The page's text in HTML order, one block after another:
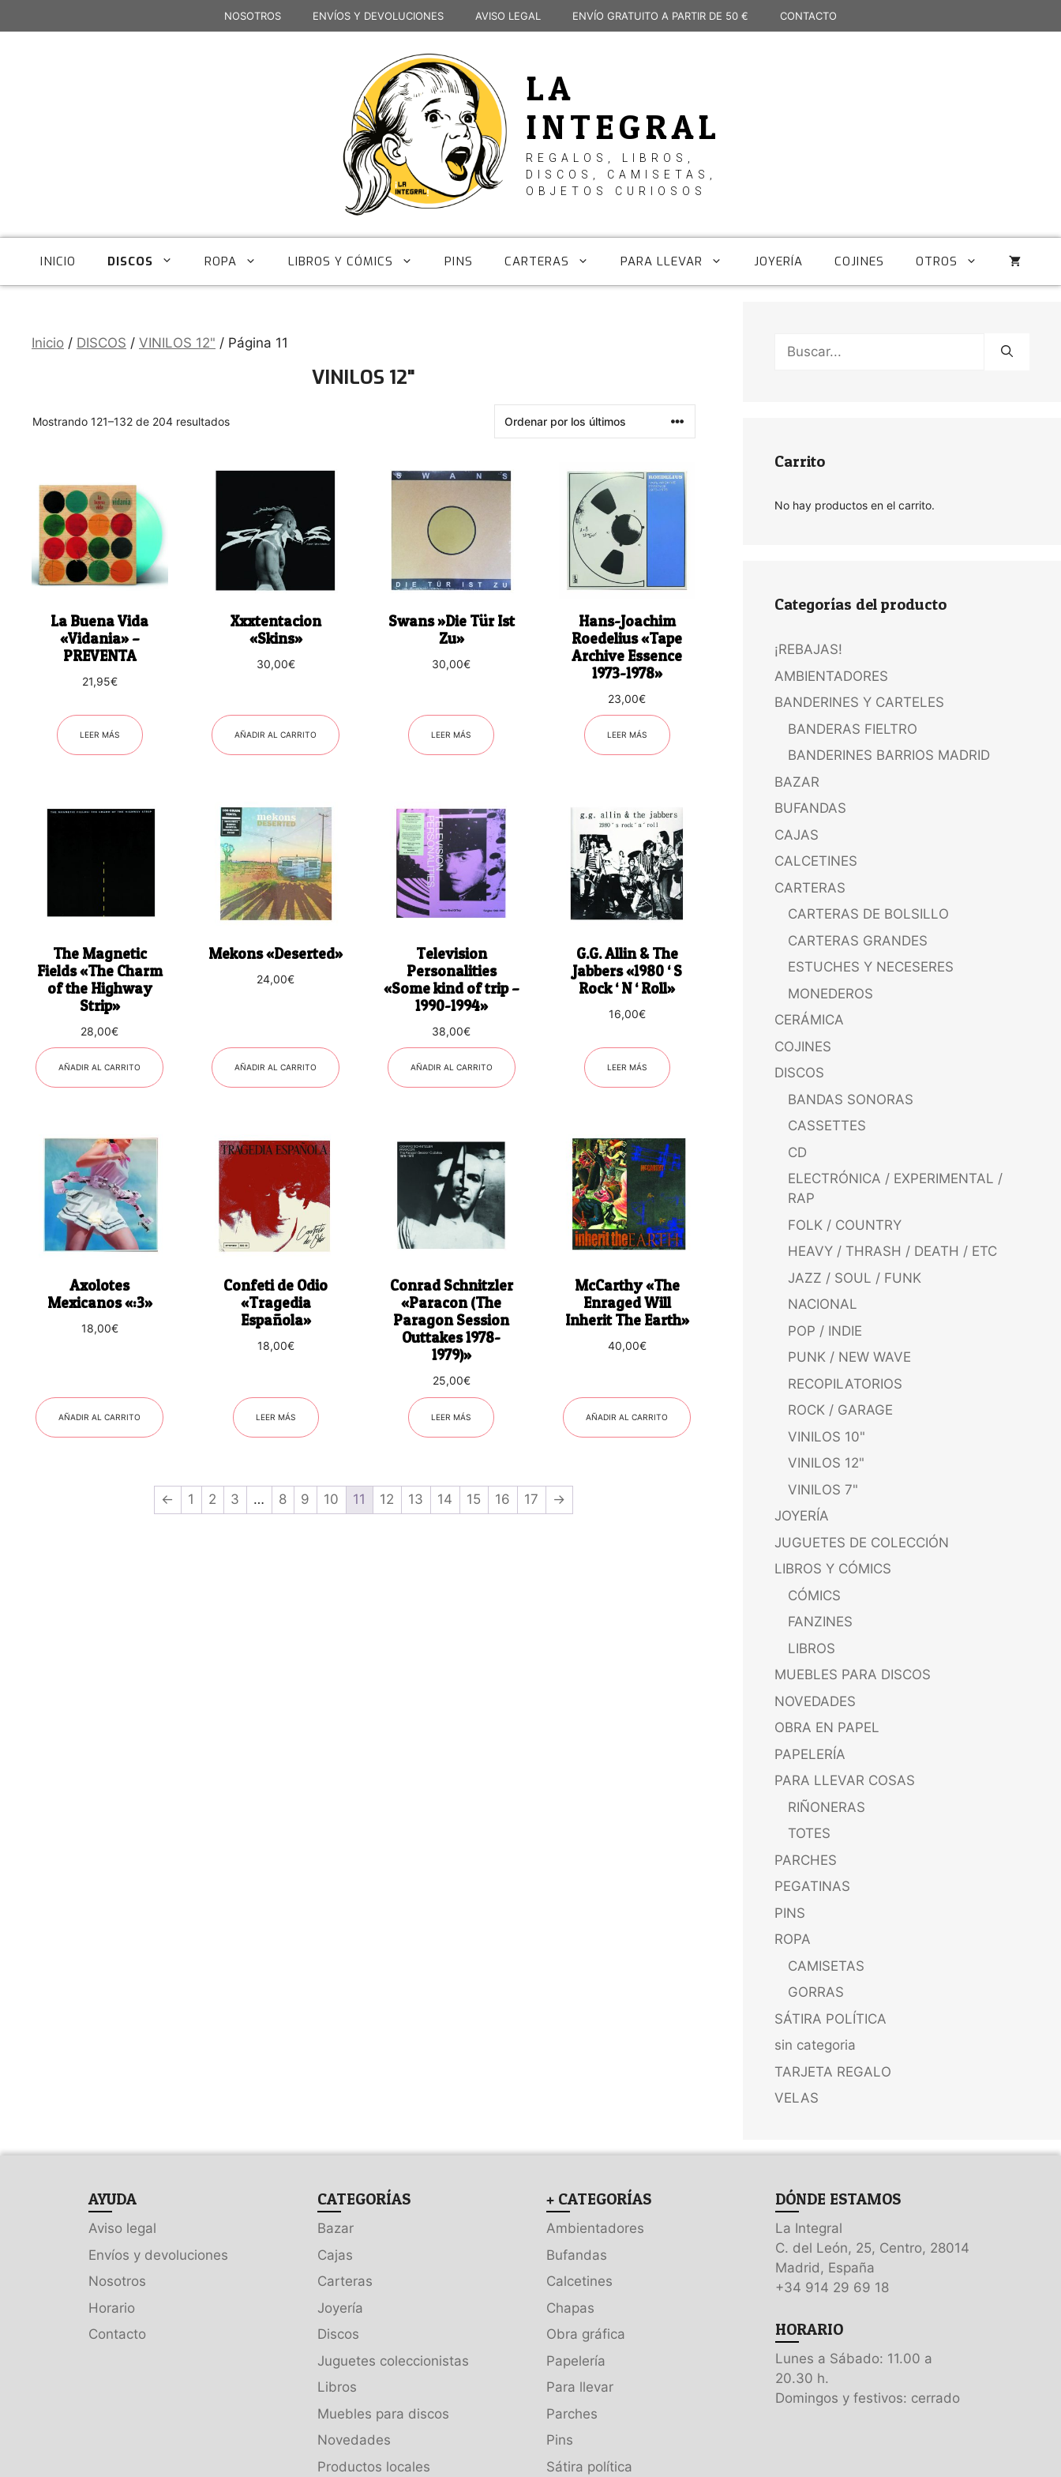
al
NOSOTROS ENVÍOS Y DEVOLUCIONES AVISO LEGAL ENVÍO GRATUITO A PARTIR DE 50 € CONTACTO
LA
INTEGRAL
REGALOS, LIBROS,
DISCOS, CAMISETAS,
OBJETOS CURIOSOS
INICIO DISCOS ROPA LIBROS Y CÓMICS PINS CARTERAS PARA LLEVAR JOYERÍA COJINES OTROS
Inicio / DISCOS / VINILOS 12" / Página 11
VINILOS 12"
Mostrando 121–132 de 204 resultadosOrdenado
últimos
La Buena Vida
«Vidania» –
PREVENTA
21,95€
LEER MÁS
Xxxtentacion
«Skins»
30,00€
AÑADIR AL CARRITO
Swans ‎»Die Tür Ist
Zu»
30,00€
LEER MÁS
Hans-Joachim
Roedelius «Tape
Archive Essence
1973-1978»
23,00€
LEER MÁS
The Magnetic
Fields «The Charm
of the Highway
Strip»
28,00€
AÑADIR AL CARRITO
Mekons «Deserted»
24,00€
AÑADIR AL CARRITO
Television
Personalities
«Some kind of trip –
1990-1994»
38,00€
AÑADIR AL CARRITO
G.G. Allin & The
Jabbers «1980 ‘ S
Rock ‘ N ‘ Roll»
16,00€
LEER MÁS
Axolotes
Mexicanos «:3»
18,00€
AÑADIR AL CARRITO
Confeti de Odio
«Tragedia
Española»
18,00€
LEER MÁS
Conrad Schnitzler
«Paracon (The
Paragon Session
Outtakes 1978-
1979)»
25,00€
LEER MÁS
McCarthy «The
Enraged Will
Inherit The Earth»
40,00€
AÑADIR AL CARRITO
← 1 2 3 … 8 9 10 11 12 13 14 15 16 17 →
Buscar:
Carrito
No hay productos en el carrito.
Categorías del producto
¡REBAJAS!
AMBIENTADORES
BANDERINES Y CARTELES
BANDERAS FIELTRO
BANDERINES BARRIOS MADRID
BAZAR
BUFANDAS
CAJAS
CALCETINES
CARTERAS
CARTERAS DE BOLSILLO
CARTERAS GRANDES
ESTUCHES Y NECESERES
MONEDEROS
CERÁMICA
COJINES
DISCOS
BANDAS SONORAS
CASSETTES
CD
ELECTRÓNICA / EXPERIMENTAL /
RAP
FOLK / COUNTRY
HEAVY / THRASH / DEATH / ETC
JAZZ / SOUL / FUNK
NACIONAL
POP / INDIE
PUNK / NEW WAVE
RECOPILATORIOS
ROCK / GARAGE
VINILOS 10"
VINILOS 12"
VINILOS 7"
JOYERÍA
JUGUETES DE COLECCIÓN
LIBROS Y CÓMICS
CÓMICS
FANZINES
LIBROS
MUEBLES PARA DISCOS
NOVEDADES
OBRA EN PAPEL
PAPELERÍA
PARA LLEVAR COSAS
RIÑONERAS
TOTES
PARCHES
PEGATINAS
PINS
ROPA
CAMISETAS
GORRAS
SÁTIRA POLÍTICA
sin categoria
TARJETA REGALO
VELAS
AYUDA
Aviso legal
Envíos y devoluciones
Nosotros
Horario
Contacto
CATEGORÍAS
Bazar
Cajas
Carteras
Joyería
Discos
Juguetes coleccionistas
Libros
Muebles para discos
Novedades
Productos locales
+ CATEGORÍAS
Ambientadores
Bufandas
Calcetines
Chapas
Obra gráfica
Papelería
Para llevar
Parches
Pins
Sátira política
DÓNDE ESTAMOS
La Integral
C. del León, 25, Centro, 28014
Madrid, España
+34 914 29 69 18
HORARIO
Lunes a Sábado: 11.00 a
20.30 h.
Domingos y festivos: cerrado